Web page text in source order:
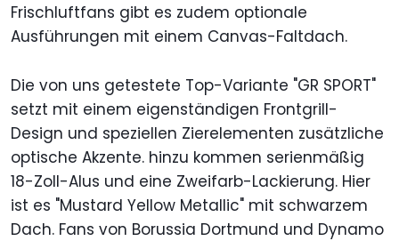
Frischluftfans gibt es zudem optionale
Ausführungen mit einem Canvas-Faltdach.
Die von uns getestete Top-Variante "GR SPORT"
setzt mit einem eigenständigen Frontgrill-
Design und speziellen Zierelementen zusätzliche
optische Akzente. hinzu kommen serienmäßig
18-Zoll-Alus und eine Zweifarb-Lackierung. Hier
ist es "Mustard Yellow Metallic" mit schwarzem
Dach. Fans von Borussia Dortmund und Dynamo